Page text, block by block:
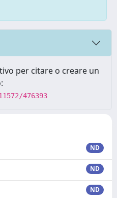
per citare o creare un
476393
ND
ND
ND